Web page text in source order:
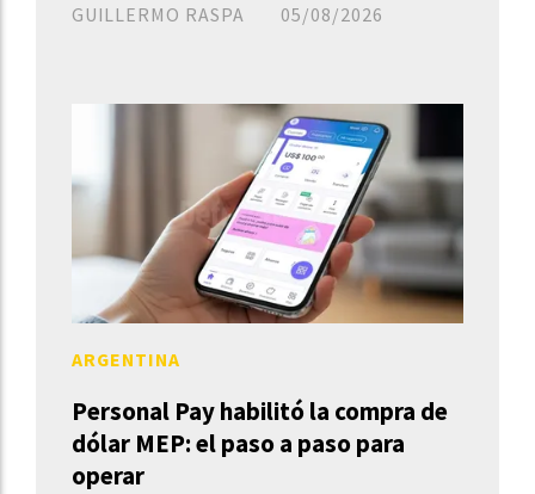
GUILLERMO RASPA 05/08/2026
Personal Pay habilitó la compra de
dólar MEP: el paso a paso para
operar
ARGENTINA